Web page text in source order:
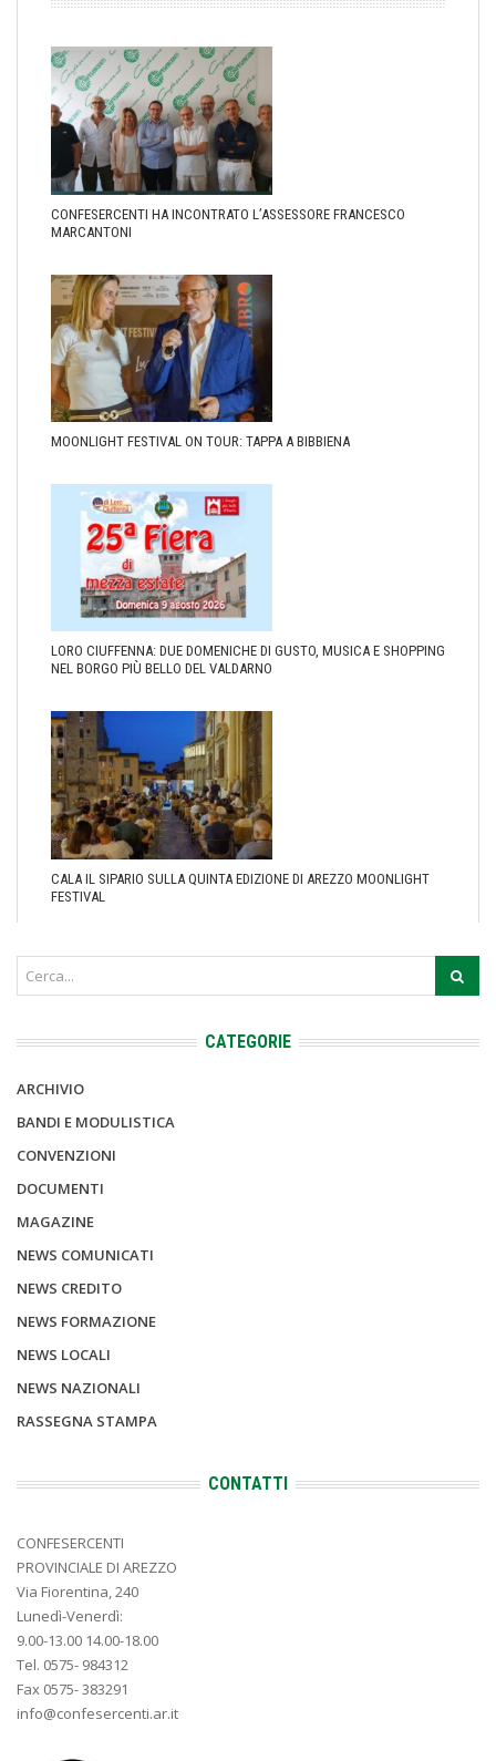
CONFESERCENTI HA INCONTRATO L’ASSESSORE FRANCESCO
MARCANTONI
MOONLIGHT FESTIVAL ON TOUR: TAPPA A BIBBIENA
LORO CIUFFENNA: DUE DOMENICHE DI GUSTO, MUSICA E SHOPPING
NEL BORGO PIÙ BELLO DEL VALDARNO
CALA IL SIPARIO SULLA QUINTA EDIZIONE DI AREZZO MOONLIGHT
FESTIVAL
CATEGORIE
ARCHIVIO
BANDI E MODULISTICA
CONVENZIONI
DOCUMENTI
MAGAZINE
NEWS COMUNICATI
NEWS CREDITO
NEWS FORMAZIONE
NEWS LOCALI
NEWS NAZIONALI
RASSEGNA STAMPA
CONTATTI
CONFESERCENTI
PROVINCIALE DI AREZZO
Via Fiorentina, 240
Lunedì-Venerdì:
9.00-13.00 14.00-18.00
Tel. 0575- 984312
Fax 0575- 383291
info@confesercenti.ar.it